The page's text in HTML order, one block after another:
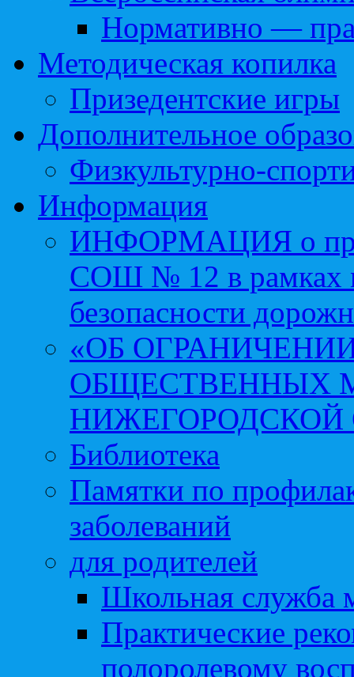
Нормативно —
Методическая копилка
Призедентские игры
Дополнительное
Физкультурно-
Информация
ИНФОРМАЦИЯ о
СОШ № 12 в рамках
безопасности
«ОБ
ОБЩЕСТВЕННЫХ
НИЖЕГОРОДСКОЙ
Библиотека
Памятки по
заболеваний
для родителей
Школьная служба
Практические
полоролевому